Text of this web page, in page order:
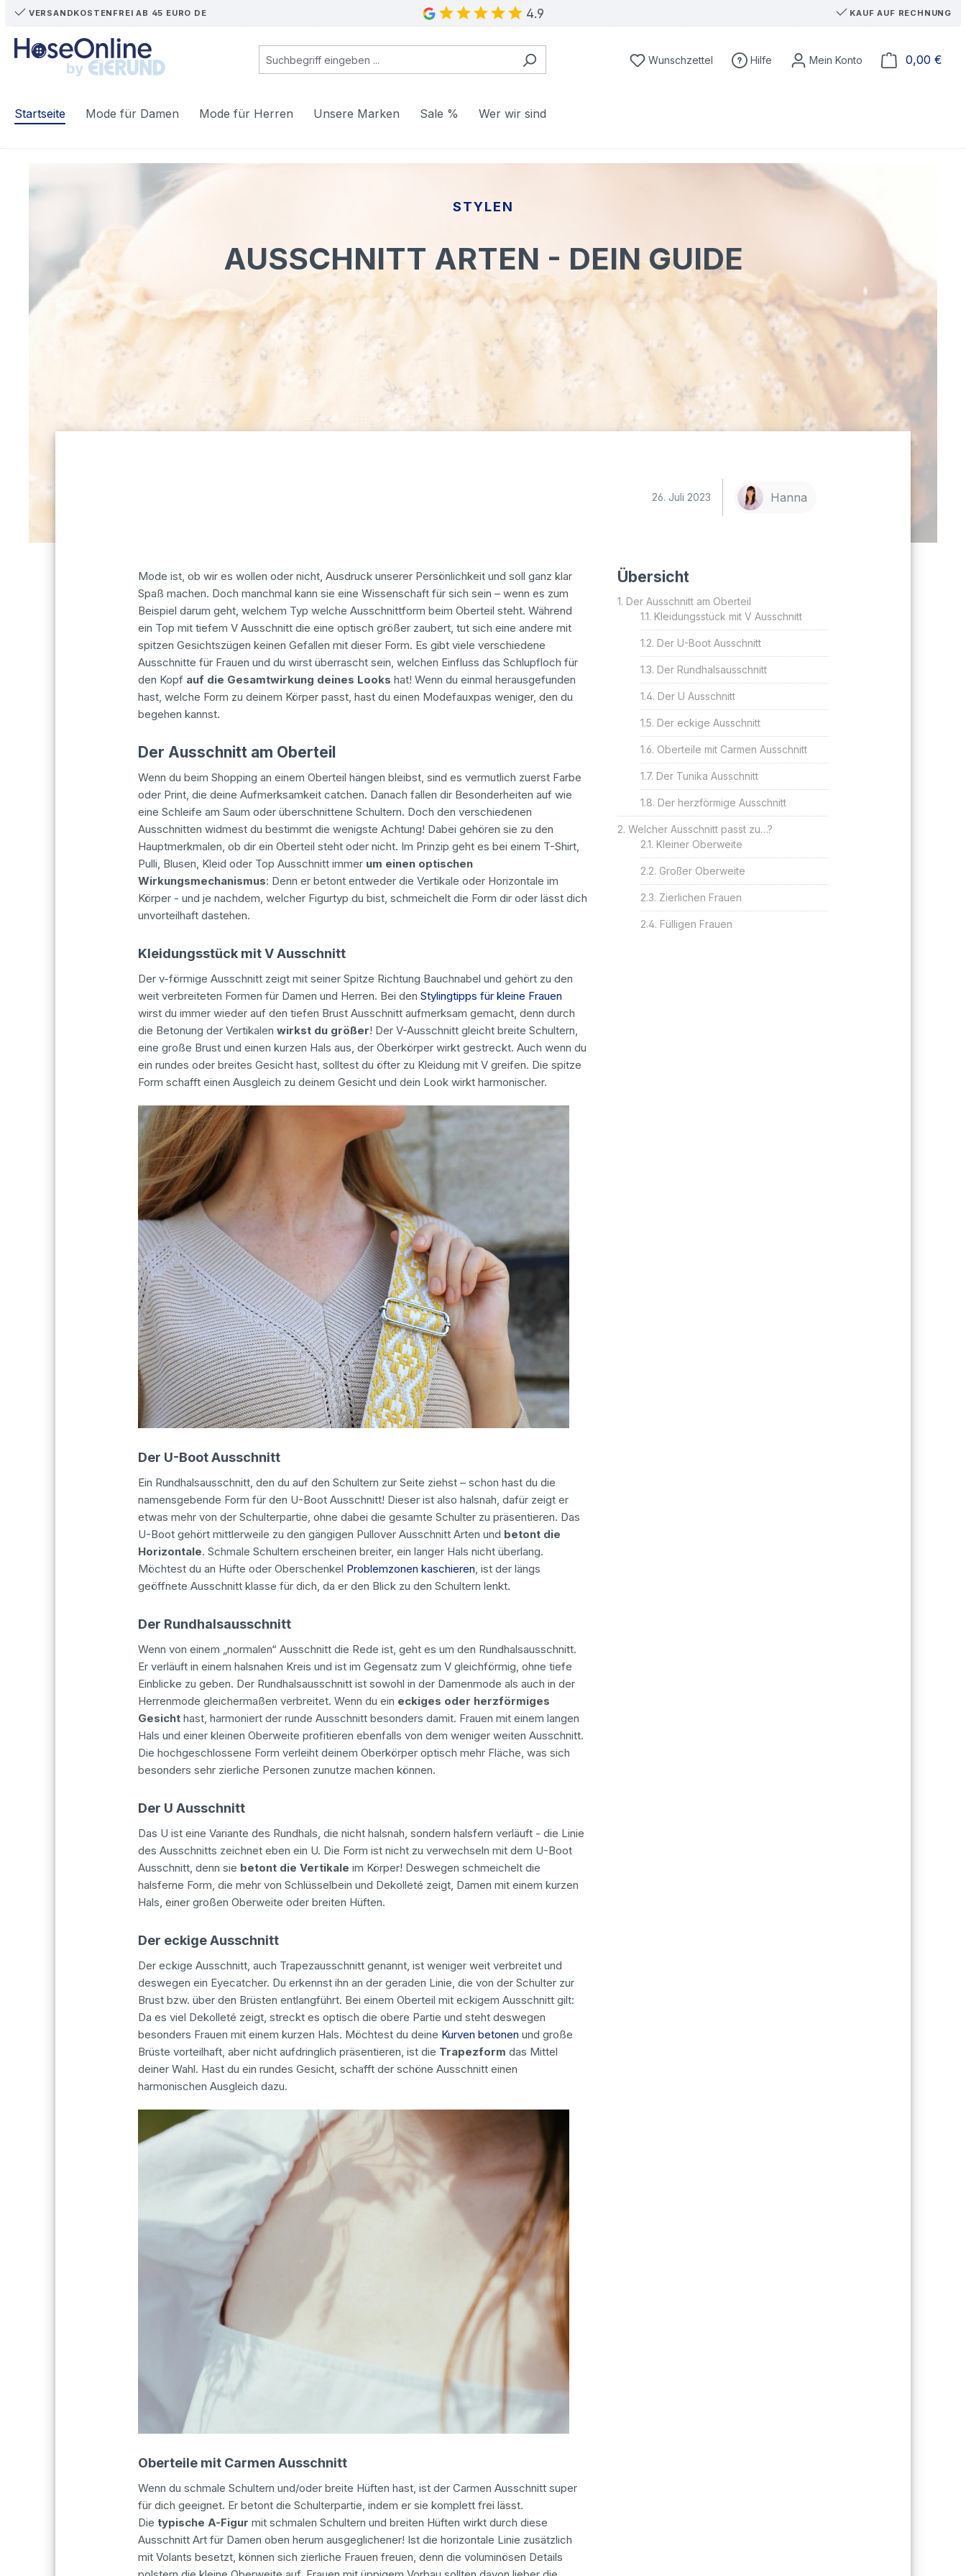
Hauptinhalt springen
Zur Suche springen
Zur Hauptnavigation springen
VERSANDKOSTENFREI AB 45 EURO DE 4.9 KAUF AUF RECHNUNG
Du hast 0 Produkte auf dem Merkzettel
Wunschzettel Hilfe 0,00 €
Startseite Mode für Damen Mode für Herren Unsere Marken Sale % Wer wir sind
STYLEN
AUSSCHNITT ARTEN - DEIN GUIDE
26. Juli 2023 Hanna
Übersicht
Der Ausschnitt am Oberteil
Kleidungsstück mit V Ausschnitt
Der U-Boot Ausschnitt
Der Rundhalsausschnitt
Der U Ausschnitt
Der eckige Ausschnitt
Oberteile mit Carmen Ausschnitt
Der Tunika Ausschnitt
Der herzförmige Ausschnitt
Welcher Ausschnitt passt zu…?
Kleiner Oberweite
Großer Oberweite
Zierlichen Frauen
Fülligen Frauen
Mode ist, ob wir es wollen oder nicht, Ausdruck unserer Persönlichkeit und soll ganz klar
Spaß machen. Doch manchmal kann sie eine Wissenschaft für sich sein – wenn es zum
Beispiel darum geht, welchem Typ welche Ausschnittform beim Oberteil steht. Während
ein Top mit tiefem V Ausschnitt die eine optisch größer zaubert, tut sich eine andere mit
spitzen Gesichtszügen keinen Gefallen mit dieser Form. Es gibt viele verschiedene
Ausschnitte für Frauen und du wirst überrascht sein, welchen Einfluss das Schlupfloch für
den Kopf auf die Gesamtwirkung deines Lookshat! Wenn du einmal herausgefunden
hast, welche Form zu deinem Körper passt, hast du einen Modefauxpas weniger, den du
begehen kannst.
Der Ausschnitt am Oberteil
Wenn du beim Shopping an einem Oberteil hängen bleibst, sind es vermutlich zuerst Farbe
oder Print, die deine Aufmerksamkeit catchen. Danach fallen dir Besonderheiten auf wie
eine Schleife am Saum oder überschnittene Schultern. Doch den verschiedenen
Ausschnitten widmest du bestimmt die wenigste Achtung! Dabei gehören sie zu den
Hauptmerkmalen, ob dir ein Oberteil steht oder nicht. Im Prinzip geht es bei einem T-Shirt,
Pulli, Blusen, Kleid oder Top Ausschnitt immer um einen optischen
Wirkungsmechanismus: Denn er betont entweder die Vertikale oder Horizontale im
Körper - und je nachdem, welcher Figurtyp du bist, schmeichelt die Form dir oder lässt dich
unvorteilhaft dastehen.
Kleidungsstück mit V Ausschnitt
Der v-förmige Ausschnitt zeigt mit seiner Spitze Richtung Bauchnabel und gehört zu den
weit verbreiteten Formen für Damen und Herren. Bei denStylingtipps für kleine Frauen
wirst du immer wieder auf den tiefen Brust Ausschnitt aufmerksam gemacht, denn durch
die Betonung der Vertikalenwirkst du größer! Der V-Ausschnitt gleicht breite Schultern,
eine große Brust und einen kurzen Hals aus, der Oberkörper wirkt gestreckt. Auch wenn du
ein rundes oder breites Gesicht hast, solltest du öfter zu Kleidung mit V greifen. Die spitze
Form schafft einen Ausgleich zu deinem Gesicht und dein Look wirkt harmonischer.
Der U-Boot Ausschnitt
Ein Rundhalsausschnitt, den du auf den Schultern zur Seite ziehst – schon hast du die
namensgebende Form für den U-Boot Ausschnitt! Dieser ist also halsnah, dafür zeigt er
etwas mehr von der Schulterpartie, ohne dabei die gesamte Schulter zu präsentieren. Das
U-Boot gehört mittlerweile zu den gängigen Pullover Ausschnitt Arten und betont die
Horizontale. Schmale Schultern erscheinen breiter, ein langer Hals nicht überlang.
Möchtest du an Hüfte oder Oberschenkel Problemzonen kaschieren, ist der längs
geöffnete Ausschnitt klasse für dich, da er den Blick zu den Schultern lenkt.
Der Rundhalsausschnitt
Wenn von einem „normalen“ Ausschnitt die Rede ist, geht es um den Rundhalsausschnitt.
Er verläuft in einem halsnahen Kreis und ist im Gegensatz zum V gleichförmig, ohne tiefe
Einblicke zu geben. Der Rundhalsausschnitt ist sowohl in der Damenmode als auch in der
Herrenmode gleichermaßen verbreitet. Wenn du ein eckiges oder herzförmiges
Gesicht hast, harmoniert der runde Ausschnitt besonders damit. Frauen mit einem langen
Hals und einer kleinen Oberweite profitieren ebenfalls von dem weniger weiten Ausschnitt.
Die hochgeschlossene Form verleiht deinem Oberkörper optisch mehr Fläche, was sich
besonders sehr zierliche Personen zunutze machen können.
Der U Ausschnitt
Das U ist eine Variante des Rundhals, die nicht halsnah, sondern halsfern verläuft - die Linie
des Ausschnitts zeichnet eben ein U. Die Form ist nicht zu verwechseln mit dem U-Boot
Ausschnitt, denn sie betont die Vertikale im Körper! Deswegen schmeichelt die
halsferne Form, die mehr von Schlüsselbein und Dekolleté zeigt, Damen mit einem kurzen
Hals, einer großen Oberweite oder breiten Hüften.
Der eckige Ausschnitt
Der eckige Ausschnitt, auch Trapezausschnitt genannt, ist weniger weit verbreitet und
deswegen ein Eyecatcher. Du erkennst ihn an der geraden Linie, die von der Schulter zur
Brust bzw. über den Brüsten entlangführt. Bei einem Oberteil mit eckigem Ausschnitt gilt:
Da es viel Dekolleté zeigt, streckt es optisch die obere Partie und steht deswegen
besonders Frauen mit einem kurzen Hals. Möchtest du deine Kurven betonen und große
Brüste vorteilhaft, aber nicht aufdringlich präsentieren, ist die Trapezformdas Mittel
deiner Wahl. Hast du ein rundes Gesicht, schafft der schöne Ausschnitt einen
harmonischen Ausgleich dazu.
Oberteile mit Carmen Ausschnitt
Wenn du schmale Schultern und/oder breite Hüften hast, ist der Carmen Ausschnitt super
für dich geeignet. Er betont die Schulterpartie, indem er sie komplett frei lässt.
Dietypische A-Figurmit schmalen Schultern und breiten Hüften wirkt durch diese
Ausschnitt Art für Damen oben herum ausgeglichener! Ist die horizontale Linie zusätzlich
mit Volants besetzt, können sich zierliche Frauen freuen, denn die voluminösen Details